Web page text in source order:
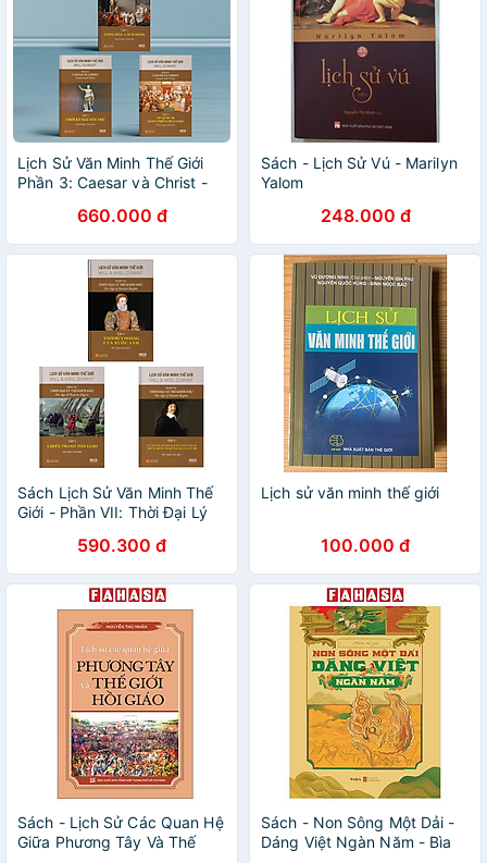
Lịch Sử Văn Minh Thế Giới
Phần 3: Caesar và Christ -
Sách IRED Books
660.000 đ
Sách - Lịch Sử Vú - Marilyn
Yalom
248.000 đ
Sách Lịch Sử Văn Minh Thế
Giới - Phần VII: Thời Đại Lý
590.300 đ
Lịch sử văn minh thế giới
100.000 đ
Sách - Lịch Sử Các Quan Hệ
Giữa Phương Tây Và Thế
Sách - Non Sông Một Dải -
Dáng Việt Ngàn Năm - Bìa